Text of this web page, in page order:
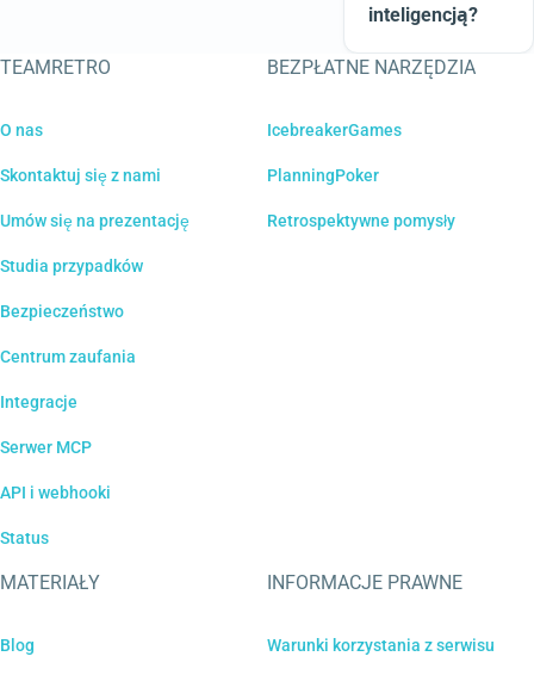
inteligencją?
TEAMRETRO
O nas
Skontaktuj się z nami
Umów się na prezentację
Studia przypadków
Bezpieczeństwo
Centrum zaufania
Integracje
Serwer MCP
API i webhooki
Status
BEZPŁATNE NARZĘDZIA
IcebreakerGames
PlanningPoker
Retrospektywne pomysły
MATERIAŁY
Blog
INFORMACJE PRAWNE
Warunki korzystania z serwisu